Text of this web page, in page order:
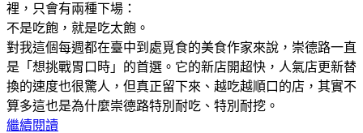
裡，只會有兩種下場：
不是吃飽，就是吃太飽。
對我這個每週都在臺中到處覓食的美食作家來說，崇德路一直
是「想挑戰胃口時」的首選。它的新店開超快，人氣店更新替
換的速度也很驚人，但真正留下來、越吃越順口的店，其實不
算多這也是為什麼崇德路特別耐吃、特別耐挖。
繼續閱讀